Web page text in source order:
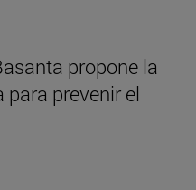
propone la
prevenir el